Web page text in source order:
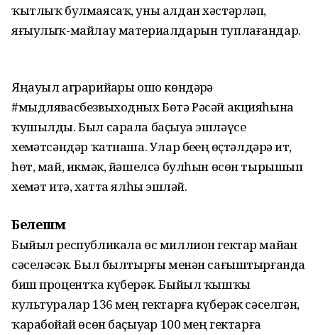
ҡытлыҡ булмаясаҡ, уны алдан хәстәрләп,
яғыулыҡ-майлау материалдарын туплағандар.
Яңауыл аграрийҙары ошо көндәрҙә
#мыдлявасбезвыходных Бөтә Рәсәй акцияһына
ҡушылды. Был сарала баҫыуҙа эшләүсе
хеҙмәтсәндәр ҡатнаша. Улар беҙҙең өҫтәлдәрҙә ит,
һөт, май, икмәк, йәшелсә булһын өсөн тырышып
хеҙмәт итә, хатта ялһыҙ эшләй.
Белешмә
Быйыл республикала өс миллион гектар майҙан
сәселәсәк. Был былтырғы менән сағыштырғанда
биш процентҡа күберәк. Быйыл ҡышҡы
культуралар 136 мең гектарға күберәк сәселгән,
ҡарабойҙай өсөн баҫыуҙар 100 мең гектарға